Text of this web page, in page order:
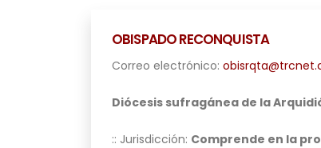
OBISPADO RECONQUISTA
Correo electrónico:
Diócesis sufragánea de la
:: Jurisdicción: Comprende en la